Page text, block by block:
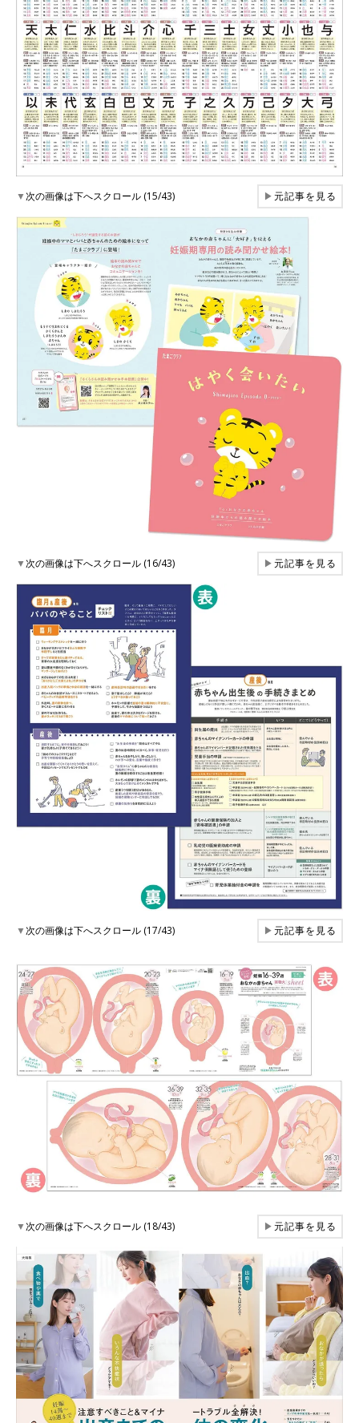
▼次の画像は下へスクロール (15/43) ▶元記事を見る
▼次の画像は下へスクロール (16/43) ▶元記事を見る
▼次の画像は下へスクロール (17/43) ▶元記事を見る
▼次の画像は下へスクロール (18/43) ▶元記事を見る